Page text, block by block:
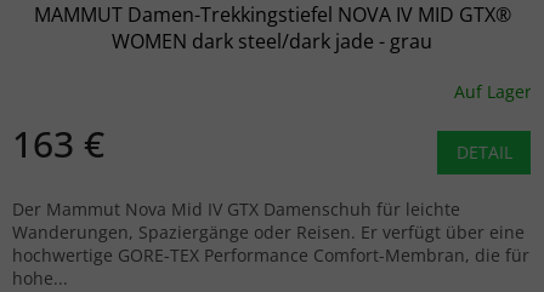
MAMMUT Damen-Trekkingstiefel NOVA IV MID GTX®
WOMEN dark steel/dark jade - grau
Auf Lager
163 € DETAIL
Der Mammut Nova Mid IV GTX Damenschuh für leichte
Wanderungen, Spaziergänge oder Reisen. Er verfügt über eine
hochwertige GORE-TEX Performance Comfort-Membran, die für
hohe...